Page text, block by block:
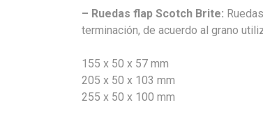
– Ruedas flap Scotch Brite:
terminación, de acuerdo al grano
155 x 50 x 57 mm
205 x 50 x 103 mm
255 x 50 x 100 mm